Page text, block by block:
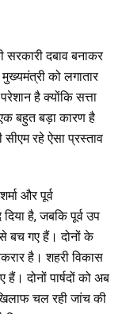
सरकारी दबाव बनाकर
को लगातार
है क्योंकि सत्ता
बहुत बड़ा कारण है
रहे ऐसा प्रस्ताव
और पूर्व
है, जबकि पूर्व उप
से बच गए हैं। दोनों के
है। शहरी विकास
दोनों पार्षदों को अब
चल रही जांच की